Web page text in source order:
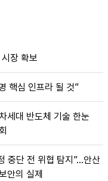
장 확보
핵심 인프라 될 것”
세대 반도체 기술 한눈
중단 전 위협 탐지”…안산
안의 실제